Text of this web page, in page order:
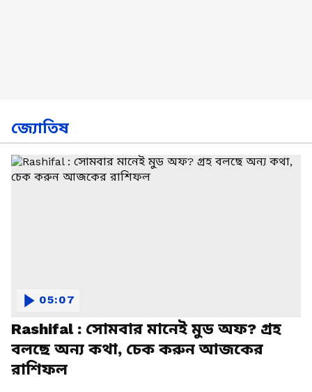
জ্যোতিষ
Rashifal : সোমবার মানেই মুড অফ? গ্রহ
বলছে অন্য কথা, চেক করুন আজকের
রাশিফল
05:07